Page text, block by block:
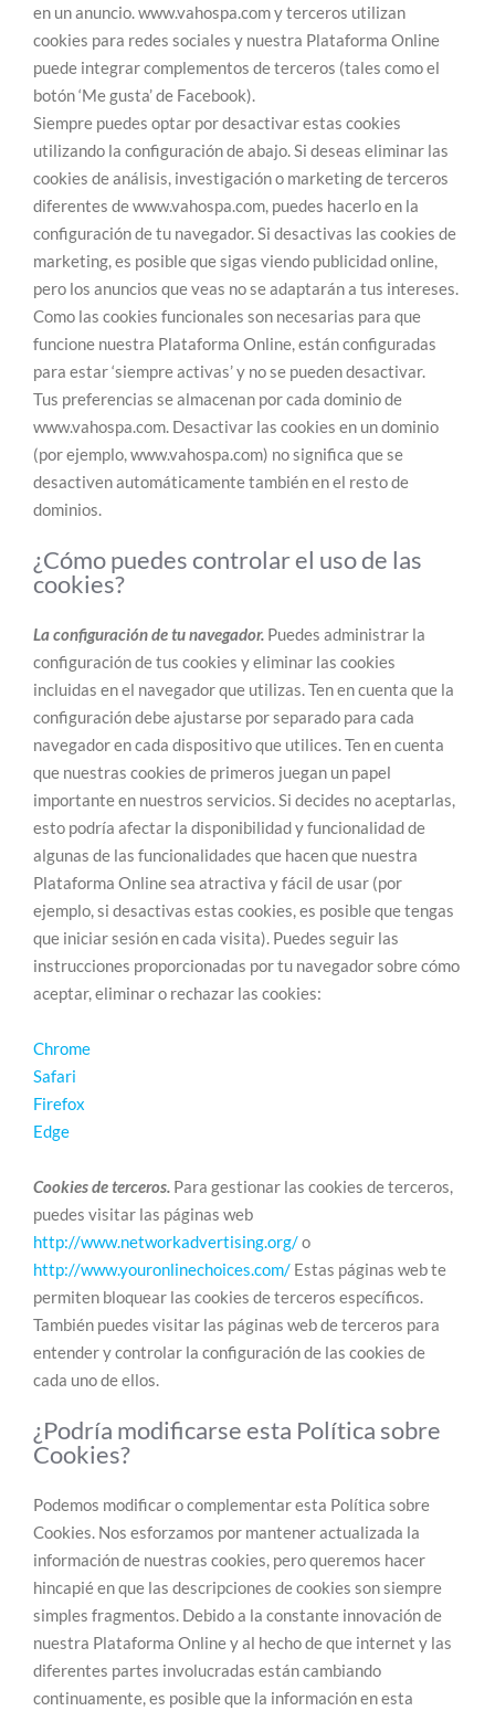
en un anuncio. www.vahospa.com y terceros utilizan
cookies para redes sociales y nuestra Plataforma Online
puede integrar complementos de terceros (tales como el
botón ‘Me gusta’ de Facebook).
Siempre puedes optar por desactivar estas cookies
utilizando la configuración de abajo. Si deseas eliminar las
cookies de análisis, investigación o marketing de terceros
diferentes de www.vahospa.com, puedes hacerlo en la
configuración de tu navegador. Si desactivas las cookies de
marketing, es posible que sigas viendo publicidad online,
pero los anuncios que veas no se adaptarán a tus intereses.
Como las cookies funcionales son necesarias para que
funcione nuestra Plataforma Online, están configuradas
para estar ‘siempre activas’ y no se pueden desactivar.
Tus preferencias se almacenan por cada dominio de
www.vahospa.com. Desactivar las cookies en un dominio
(por ejemplo, www.vahospa.com) no significa que se
desactiven automáticamente también en el resto de
dominios.
¿Cómo puedes controlar el uso de las
cookies?
La configuración de tu navegador. Puedes administrar la
configuración de tus cookies y eliminar las cookies
incluidas en el navegador que utilizas. Ten en cuenta que la
configuración debe ajustarse por separado para cada
navegador en cada dispositivo que utilices. Ten en cuenta
que nuestras cookies de primeros juegan un papel
importante en nuestros servicios. Si decides no aceptarlas,
esto podría afectar la disponibilidad y funcionalidad de
algunas de las funcionalidades que hacen que nuestra
Plataforma Online sea atractiva y fácil de usar (por
ejemplo, si desactivas estas cookies, es posible que tengas
que iniciar sesión en cada visita). Puedes seguir las
instrucciones proporcionadas por tu navegador sobre cómo
aceptar, eliminar o rechazar las cookies:
Chrome
Safari
Firefox
Edge
Cookies de terceros. Para gestionar las cookies de terceros,
puedes visitar las páginas web
http://www.networkadvertising.org/o
http://www.youronlinechoices.com/ Estas páginas web te
permiten bloquear las cookies de terceros específicos.
También puedes visitar las páginas web de terceros para
entender y controlar la configuración de las cookies de
cada uno de ellos.
¿Podría modificarse esta Política sobre
Cookies?
Podemos modificar o complementar esta Política sobre
Cookies. Nos esforzamos por mantener actualizada la
información de nuestras cookies, pero queremos hacer
hincapié en que las descripciones de cookies son siempre
simples fragmentos. Debido a la constante innovación de
nuestra Plataforma Online y al hecho de que internet y las
diferentes partes involucradas están cambiando
continuamente, es posible que la información en esta